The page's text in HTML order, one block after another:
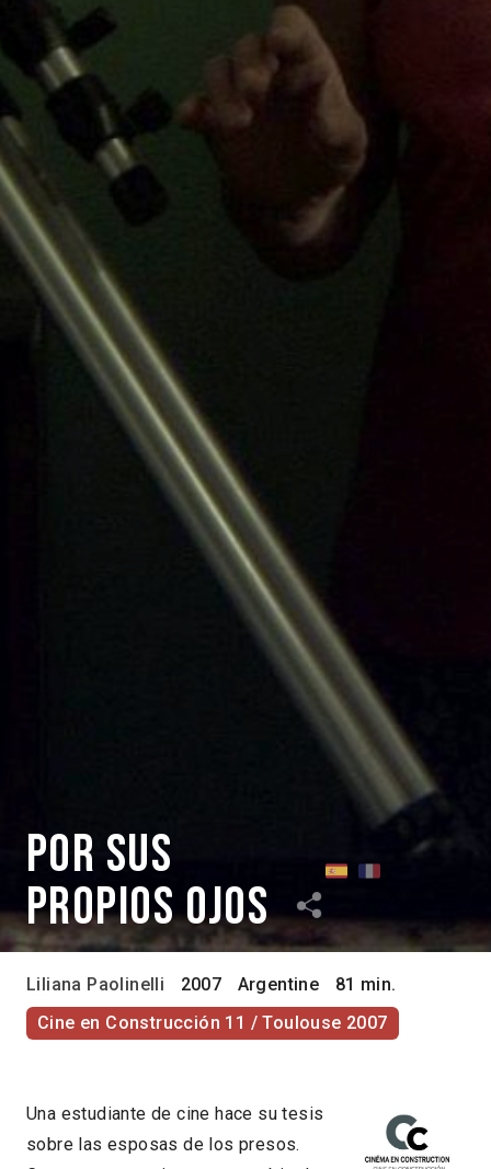
Por sus
propios ojos
Liliana Paolinelli 2007 Argentine
81 min.
Cine en Construcción 11 / Toulouse 2007
Una estudiante de cine hace su tesis
sobre las esposas de los presos.